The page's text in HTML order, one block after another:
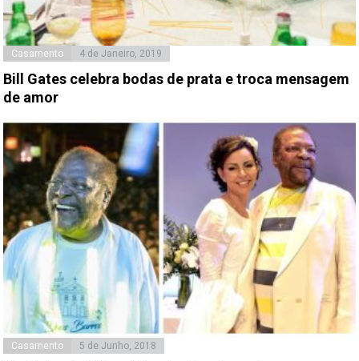
Casamento 4 de Janeiro, 2019
Bill Gates celebra bodas de prata e troca mensagem
de amor
Casamento 5 de Junho, 2018